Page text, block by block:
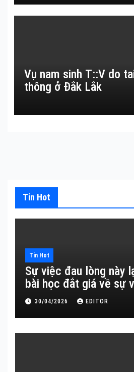
Vụ nam sinh T::V do
thông ở Đắk Lắk
Tin Hot
Tin Hot
Sự việc đau lòng này
bài học đắt giá về sự
30/04/2026 EDITOR